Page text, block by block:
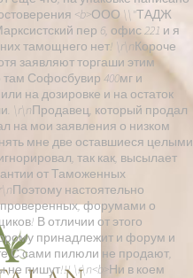
<b>ООО \\"ТАДЖ
пер 6, офис 221 и я
тамощнего нет! \r\nКороче
заявляют торгаши этим
Софосбувир 400мг и
на дозировке и на остаток
\r\nПродавец, который продал
на мои заявления о низком
мне две оставшиеся целыми
так как, высылает
от Таможенных
настоятельно
проверенных, форумами о
В отличии от этого
принадлежит и форум и
С сами пилюли не продают,
не пишут!!! \r\n<b>Ни в коем